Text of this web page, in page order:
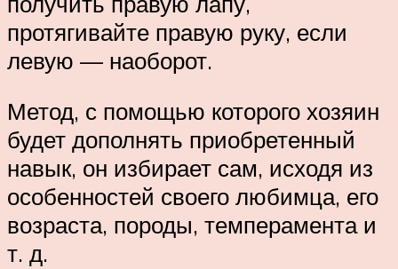
протягивайте правую руку, если
левую — наоборот.
Метод, с помощью которого хозяин
будет дополнять приобретенный
навык, он избирает сам, исходя из
особенностей своего любимца, его
возраста, породы, темперамента и
т. д.